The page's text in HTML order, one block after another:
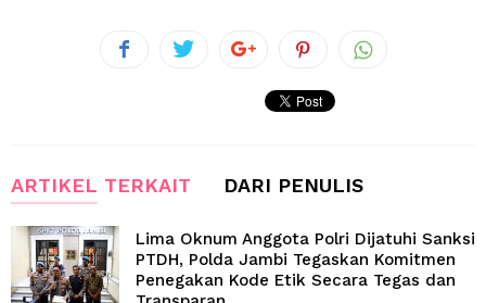
ARTIKEL TERKAIT DARI PENULIS
Lima Oknum Anggota Polri Dijatuhi Sanksi
PTDH, Polda Jambi Tegaskan Komitmen
Penegakan Kode Etik Secara Tegas dan